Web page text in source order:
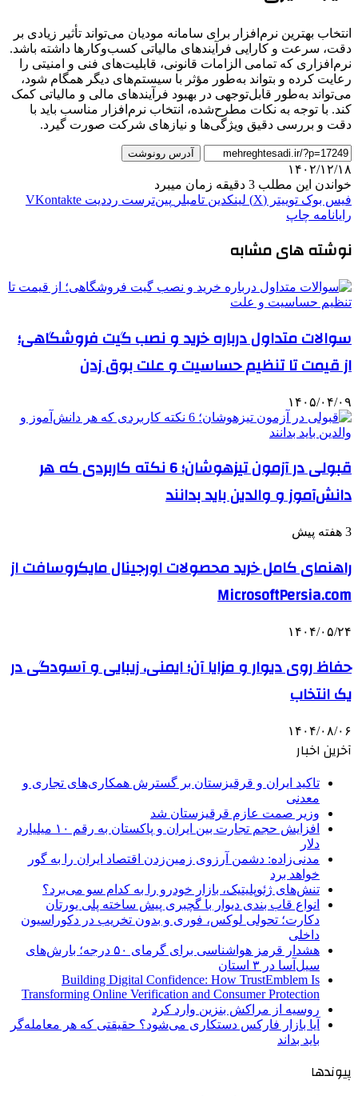
انتخاب بهترین نرم‌افزار برای سامانه مودیان می‌تواند تأثیر زیادی بر
دقت، سرعت و کارایی فرآیندهای مالیاتی کسب‌وکارها داشته باشد.
نرم‌افزاری که تمامی الزامات قانونی، قابلیت‌های فنی و امنیتی را
رعایت کرده و بتواند به‌طور مؤثر با سیستم‌های دیگر همگام شود،
می‌تواند به‌طور قابل‌توجهی در بهبود فرآیندهای مالی و مالیاتی کمک
کند. با توجه به نکات مطرح‌شده، انتخاب نرم‌افزار مناسب باید با
دقت و بررسی دقیق ویژگی‌ها و نیازهای شرکت صورت گیرد.
آدرس رونوشت
۱۴۰۲/۱۲/۱۸
خواندن این مطلب 3 دقیقه زمان میبرد
فیس بوک توییتر (X) لینکدین ‫تامبلر ‫پین‌ترست ‫رددیت ‫VKontakte
رایانامه چاپ
نوشته های مشابه
سوالات متداول درباره خرید و نصب گیت فروشگاهی؛
از قیمت تا تنظیم حساسیت و علت بوق زدن
۱۴۰۵/۰۴/۰۹
قبولی در آزمون تیزهوشان؛ 6 نکته کاربردی که هر
دانش‌آموز و والدین باید بدانند
3 هفته پیش
راهنمای کامل خرید محصولات اورجینال مایکروسافت از
MicrosoftPersia.com
۱۴۰۴/۰۵/۲۴
حفاظ روی دیوار و مزایا آن؛ ایمنی، زیبایی و آسودگی در
یک انتخاب
۱۴۰۴/۰۸/۰۶
آخرین اخبار
تاکید ایران و قرقیزستان بر گسترش همکاری‌های تجاری و
معدنی
وزیر صمت عازم قرقیزستان شد
افزایش حجم تجارت بین ایران و پاکستان به رقم ۱۰ میلیارد
دلار
مدنی‌زاده: دشمن آرزوی زمین‌زدن اقتصاد ایران را به گور
خواهد برد
تنش‌های ژئوپلیتیک، بازار خودرو را به کدام سو می‌برد؟
انواع قاب بندی دیوار با گچبری پیش ساخته پلی یورتان
دکارت؛ تحولی لوکس، فوری و بدون تخریب در دکوراسیون
داخلی
هشدار قرمز هواشناسی برای گرمای ۵۰ درجه؛ بارش‌های
سیل‌آسا در ۳ استان
Building Digital Confidence: How TrustEmblem Is
Transforming Online Verification and Consumer Protection
روسیه از مراکش بنزین وارد کرد
آیا بازار فارکس دستکاری می‌شود؟ حقیقتی که هر معامله‌گر
باید بداند
پیوندها